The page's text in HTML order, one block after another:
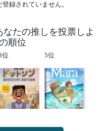
録されていません。
たの推しを投票しよ
順位
位 5位